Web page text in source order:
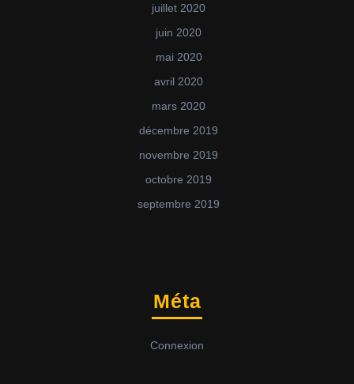
juillet 2020
juin 2020
mai 2020
avril 2020
mars 2020
décembre 2019
novembre 2019
octobre 2019
septembre 2019
Méta
Connexion